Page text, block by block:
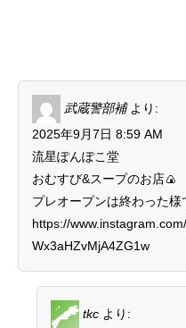
武蔵警部補 より:
2025年9月7日 8:59 AM
流星ぽんぽこ堂
おむすび&スープのお店🍙
プレオープンは終わった様
https://
Wx3aHZvMjA4ZG1w
tkc より: